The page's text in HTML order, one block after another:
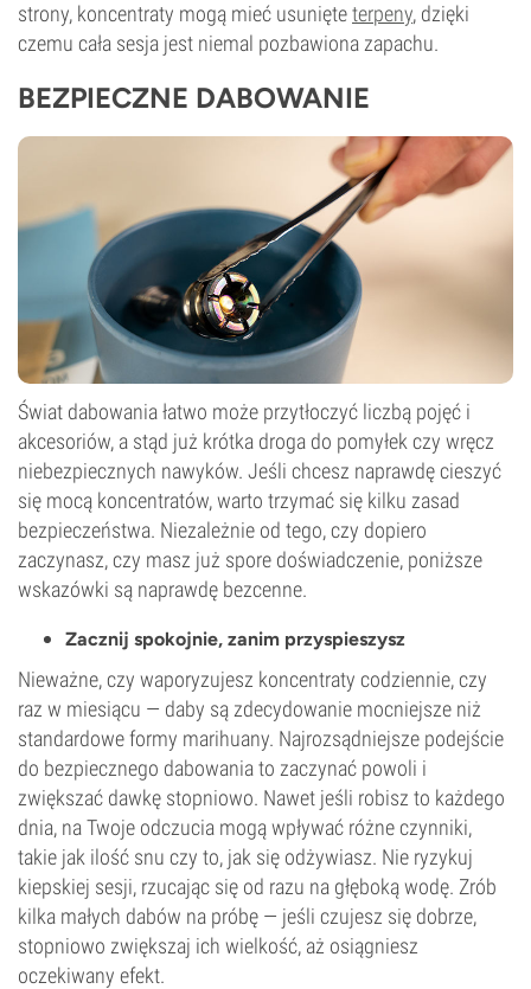
strony, koncentraty mogą mieć usunięteterpeny, dzięki
czemu cała sesja jest niemal pozbawiona zapachu.
BEZPIECZNE DABOWANIE
Świat dabowania łatwo może przytłoczyć liczbą pojęć i
akcesoriów, a stąd już krótka droga do pomyłek czy wręcz
niebezpiecznych nawyków. Jeśli chcesz naprawdę cieszyć
się mocą koncentratów, warto trzymać się kilku zasad
bezpieczeństwa. Niezależnie od tego, czy dopiero
zaczynasz, czy masz już spore doświadczenie, poniższe
wskazówki są naprawdę bezcenne.
Zacznij spokojnie, zanim przyspieszysz
Nieważne, czy waporyzujesz koncentraty codziennie, czy
raz w miesiącu — daby są zdecydowanie mocniejsze niż
standardowe formy marihuany. Najrozsądniejsze podejście
do bezpiecznego dabowania to zaczynać powoli i
zwiększać dawkę stopniowo. Nawet jeśli robisz to każdego
dnia, na Twoje odczucia mogą wpływać różne czynniki,
takie jak ilość snu czy to, jak się odżywiasz. Nie ryzykuj
kiepskiej sesji, rzucając się od razu na głęboką wodę. Zrób
kilka małych dabów na próbę — jeśli czujesz się dobrze,
stopniowo zwiększaj ich wielkość, aż osiągniesz
oczekiwany efekt.